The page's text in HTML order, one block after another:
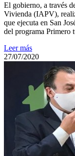
El gobierno, a través
Vivienda (IAPV),
que ejecuta en San
del programa Primero
Leer más
27/07/2020